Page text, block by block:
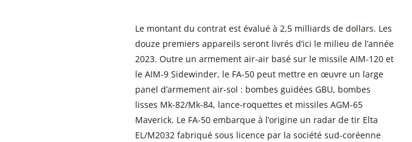
Le montant du contrat est évalué à 2,5 milliards de dollars. Les
douze premiers appareils seront livrés d’ici le milieu de l’année
2023. Outre un armement air-air basé sur le missile AIM-120 et
le AIM-9 Sidewinder, le FA-50 peut mettre en œuvre un large
panel d’armement air-sol : bombes guidées GBU, bombes
lisses Mk-82/Mk-84, lance-roquettes et missiles AGM-65
Maverick. Le FA-50 embarque à l’origine un radar de tir Elta
EL/M2032 fabriqué sous licence par la société sud-coréenne